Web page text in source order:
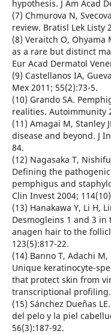
hypothesis. J Am Acad
(7) Chmurova N,
review. Bratisl Lek Listy
(8) Veraitch O, Ohyama
as a rare but distinct
Eur Acad Dermatol
(9) Castellanos IA,
Mex 2011; 55(2):73-5.
(10) Grando SA.
realities. Autoimmunity
(11) Amagai M, Stanley
disease and beyond. J
84.
(12) Nagasaka T,
Defining the
pemphigus and
Clin Invest 2004;
(13) Hanakawa Y, Li H,
Desmogleins 1 and 3
anagen hair to the
123(5):817-22.
(14) Banno T, Adachi
Unique keratinocyte-
that protect skin from
transcriptional profiling.
(15) Sánchez Dueñas
del pelo y la piel
56(3):187-92.